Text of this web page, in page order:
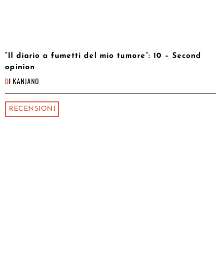
“Il diario a fumetti del mio tumore”: 10 – Second
opinion
DI KANJANO
RECENSIONI